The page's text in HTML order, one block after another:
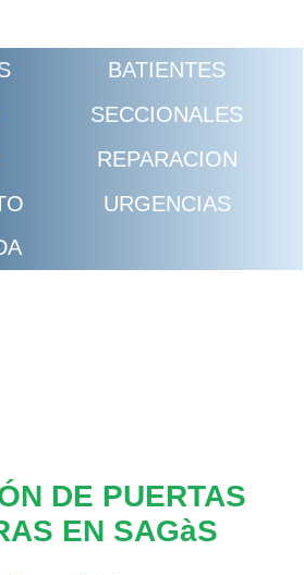
BATIENTES
SECCIONALES
REPARACION
URGENCIAS
DE PUERTAS
EN SAGàS